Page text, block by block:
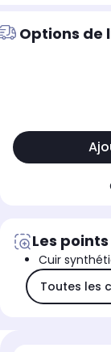
Options de
Les
Cuir
Toutes les